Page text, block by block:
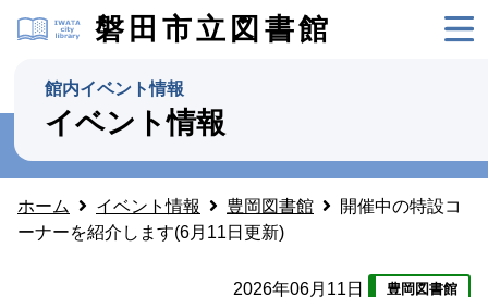
磐田市立図書館
館内イベント情報
イベント情報
ホーム イベント情報 豊岡図書館
開催中の特設コ
ーナーを紹介します(6月11日更新)
2026年06月11日 豊岡図書館